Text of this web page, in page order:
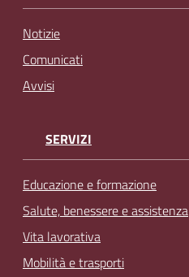
Notizie
Comunicati
Avvisi
SERVIZI
Educazione e formazione
Salute, benessere e assistenza
Vita lavorativa
Mobilità e trasporti